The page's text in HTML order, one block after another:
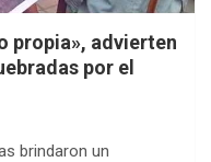
propia», advierten
por el
brindaron un